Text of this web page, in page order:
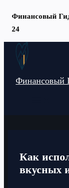
Финансовый
24
Перейти
Финансовый
Как
вкусных